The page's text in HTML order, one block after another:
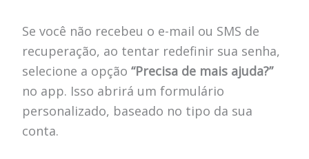
Se você não recebeu o e-mail ou SMS de
recuperação, ao tentar redefinir sua senha,
selecione a opção “Precisa de mais ajuda?”
no app. Isso abrirá um formulário
personalizado, baseado no tipo da sua
conta.